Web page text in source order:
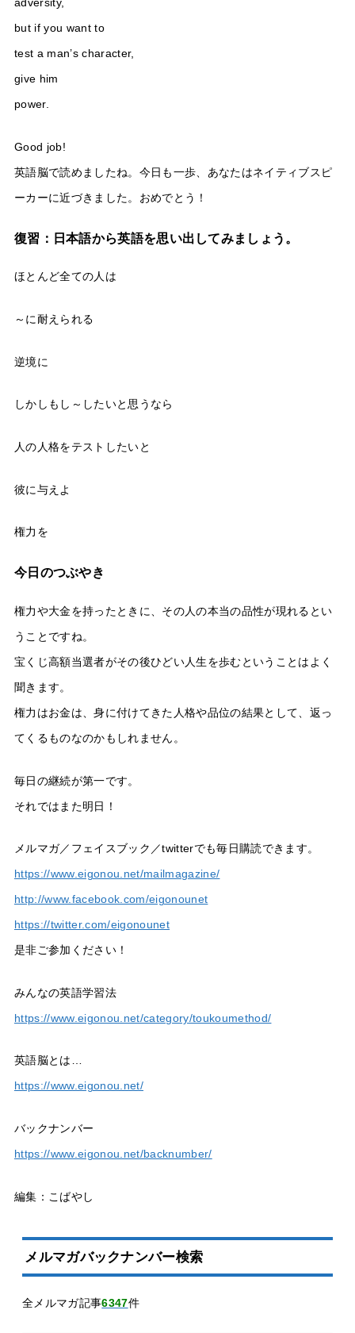
adversity,
but if you want to
test a man’s character,
give him
power.
Good job!
英語脳で読めましたね。今日も一歩、あなたはネイティブスピ
ーカーに近づきました。おめでとう！
復習：日本語から英語を思い出してみましょう。
ほとんど全ての人は
～に耐えられる
逆境に
しかしもし～したいと思うなら
人の人格をテストしたいと
彼に与えよ
権力を
今日のつぶやき
権力や大金を持ったときに、その人の本当の品性が現れるとい
うことですね。
宝くじ高額当選者がその後ひどい人生を歩むということはよく
聞きます。
権力はお金は、身に付けてきた人格や品位の結果として、返っ
てくるものなのかもしれません。
毎日の継続が第一です。
それではまた明日！
メルマガ／フェイスブック／twitterでも毎日購読できます。
https://www.eigonou.net/mailmagazine/
http://www.facebook.com/eigonounet
https://twitter.com/eigonounet
是非ご参加ください！
みんなの英語学習法
https://www.eigonou.net/category/toukoumethod/
英語脳とは…
https://www.eigonou.net/
バックナンバー
https://www.eigonou.net/backnumber/
編集：こばやし
メルマガバックナンバー検索
全メルマガ記事6347件